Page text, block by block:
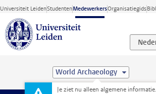
Ga direct naar de inhoud
Universiteit LeidenStudentenMedewerkersOrganisatiegids
World Archaeology
Je ziet nu alleen algemene informatie.